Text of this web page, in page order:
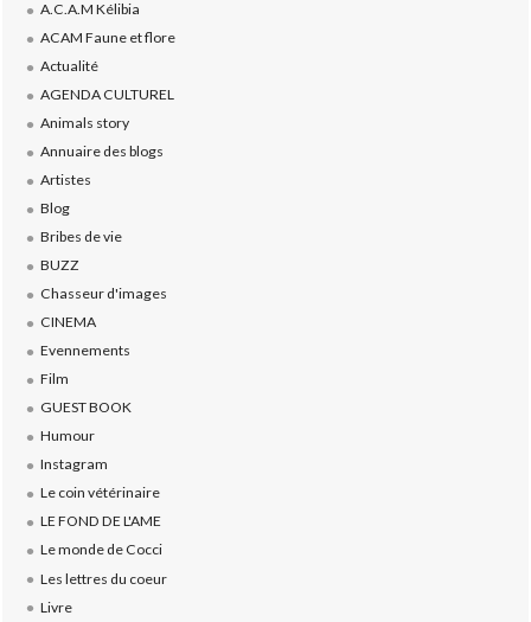
A.C.A.M Kélibia
ACAM Faune et flore
Actualité
AGENDA CULTUREL
Animals story
Annuaire des blogs
Artistes
Blog
Bribes de vie
BUZZ
Chasseur d'images
CINEMA
Evennements
Film
GUEST BOOK
Humour
Instagram
Le coin vétérinaire
LE FOND DE L'AME
Le monde de Cocci
Les lettres du coeur
Livre